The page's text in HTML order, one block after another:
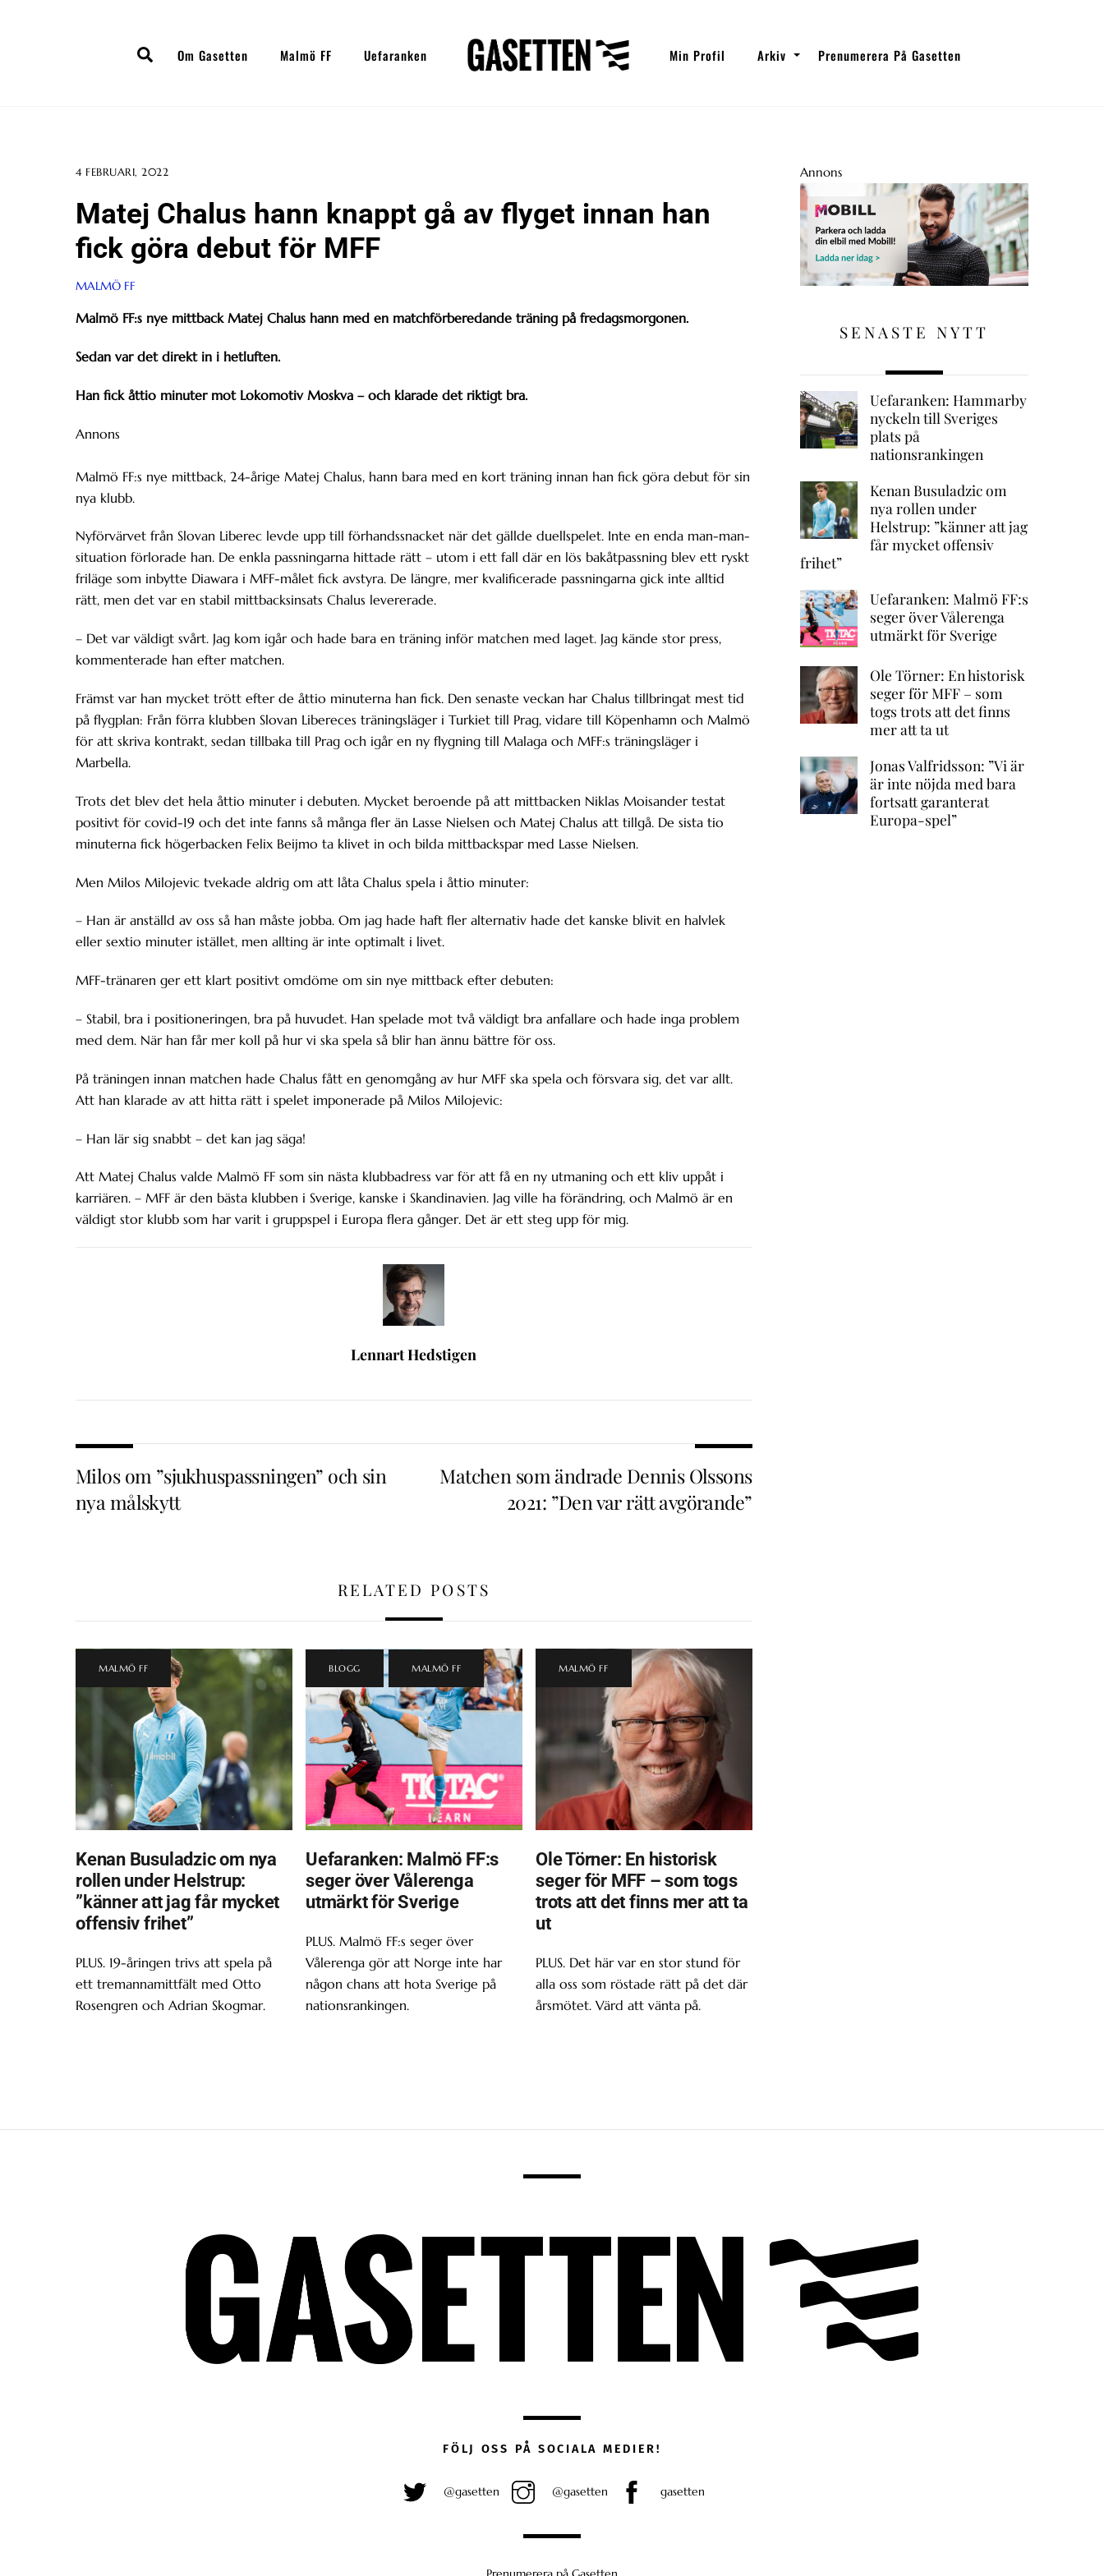
SearchOm Gasetten Malmö FF Uefaranken Min Profil Arkiv Prenumerera På Gasetten
4 FEBRUARI, 2022
Matej Chalus hann knappt gå av flyget innan han
fick göra debut för MFF
MALMÖ FF
Malmö FF:s nye mittback Matej Chalus hann med en matchförberedande träning på fredagsmorgonen.
Sedan var det direkt in i hetluften.
Han fick åttio minuter mot Lokomotiv Moskva – och klarade det riktigt bra.
Annons
Malmö FF:s nye mittback, 24-årige Matej Chalus, hann bara med en kort träning innan han fick göra debut för sin
nya klubb.
Nyförvärvet från Slovan Liberec levde upp till förhandssnacket när det gällde duellspelet. Inte en enda man-man-
situation förlorade han. De enkla passningarna hittade rätt – utom i ett fall där en lös bakåtpassning blev ett ryskt
friläge som inbytte Diawara i MFF-målet fick avstyra. De längre, mer kvalificerade passningarna gick inte alltid
rätt, men det var en stabil mittbacksinsats Chalus levererade.
– Det var väldigt svårt. Jag kom igår och hade bara en träning inför matchen med laget. Jag kände stor press,
kommenterade han efter matchen.
Främst var han mycket trött efter de åttio minuterna han fick. Den senaste veckan har Chalus tillbringat mest tid
på flygplan: Från förra klubben Slovan Libereces träningsläger i Turkiet till Prag, vidare till Köpenhamn och Malmö
för att skriva kontrakt, sedan tillbaka till Prag och igår en ny flygning till Malaga och MFF:s träningsläger i
Marbella.
Trots det blev det hela åttio minuter i debuten. Mycket beroende på att mittbacken Niklas Moisander testat
positivt för covid-19 och det inte fanns så många fler än Lasse Nielsen och Matej Chalus att tillgå. De sista tio
minuterna fick högerbacken Felix Beijmo ta klivet in och bilda mittbackspar med Lasse Nielsen.
Men Milos Milojevic tvekade aldrig om att låta Chalus spela i åttio minuter:
– Han är anställd av oss så han måste jobba. Om jag hade haft fler alternativ hade det kanske blivit en halvlek
eller sextio minuter istället, men allting är inte optimalt i livet.
MFF-tränaren ger ett klart positivt omdöme om sin nye mittback efter debuten:
– Stabil, bra i positioneringen, bra på huvudet. Han spelade mot två väldigt bra anfallare och hade inga problem
med dem. När han får mer koll på hur vi ska spela så blir han ännu bättre för oss.
På träningen innan matchen hade Chalus fått en genomgång av hur MFF ska spela och försvara sig, det var allt.
Att han klarade av att hitta rätt i spelet imponerade på Milos Milojevic:
– Han lär sig snabbt – det kan jag säga!
Att Matej Chalus valde Malmö FF som sin nästa klubbadress var för att få en ny utmaning och ett kliv uppåt i
karriären. – MFF är den bästa klubben i Sverige, kanske i Skandinavien. Jag ville ha förändring, och Malmö är en
väldigt stor klubb som har varit i gruppspel i Europa flera gånger. Det är ett steg upp för mig.
Lennart Hedstigen
Milos om ”sjukhuspassningen” och sin
nya målskytt
Matchen som ändrade Dennis Olssons
2021: ”Den var rätt avgörande”
RELATED POSTS
MALMÖ FF
Kenan Busuladzic om nya
rollen under Helstrup:
”känner att jag får mycket
offensiv frihet”
PLUS. 19-åringen trivs att spela på
ett tremannamittfält med Otto
Rosengren och Adrian Skogmar.
BLOGG MALMÖ FF
Uefaranken: Malmö FF:s
seger över Vålerenga
utmärkt för Sverige
PLUS. Malmö FF:s seger över
Vålerenga gör att Norge inte har
någon chans att hota Sverige på
nationsrankingen.
MALMÖ FF
Ole Törner: En historisk
seger för MFF – som togs
trots att det finns mer att ta
ut
PLUS. Det här var en stor stund för
alla oss som röstade rätt på det där
årsmötet. Värd att vänta på.
Annons
SENASTE NYTT
Uefaranken: Hammarby
nyckeln till Sveriges
plats på
nationsrankingen
Kenan Busuladzic om
nya rollen under
Helstrup: ”känner att jag
får mycket offensiv
frihet”
Uefaranken: Malmö FF:s
seger över Vålerenga
utmärkt för Sverige
Ole Törner: En historisk
seger för MFF – som
togs trots att det finns
mer att ta ut
Jonas Valfridsson: ”Vi är
är inte nöjda med bara
fortsatt garanterat
Europa-spel”
FÖLJ OSS PÅ SOCIALA MEDIER!
@gasetten @gasetten gasetten